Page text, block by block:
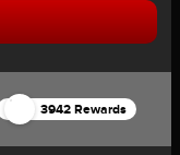
3942 Rewards